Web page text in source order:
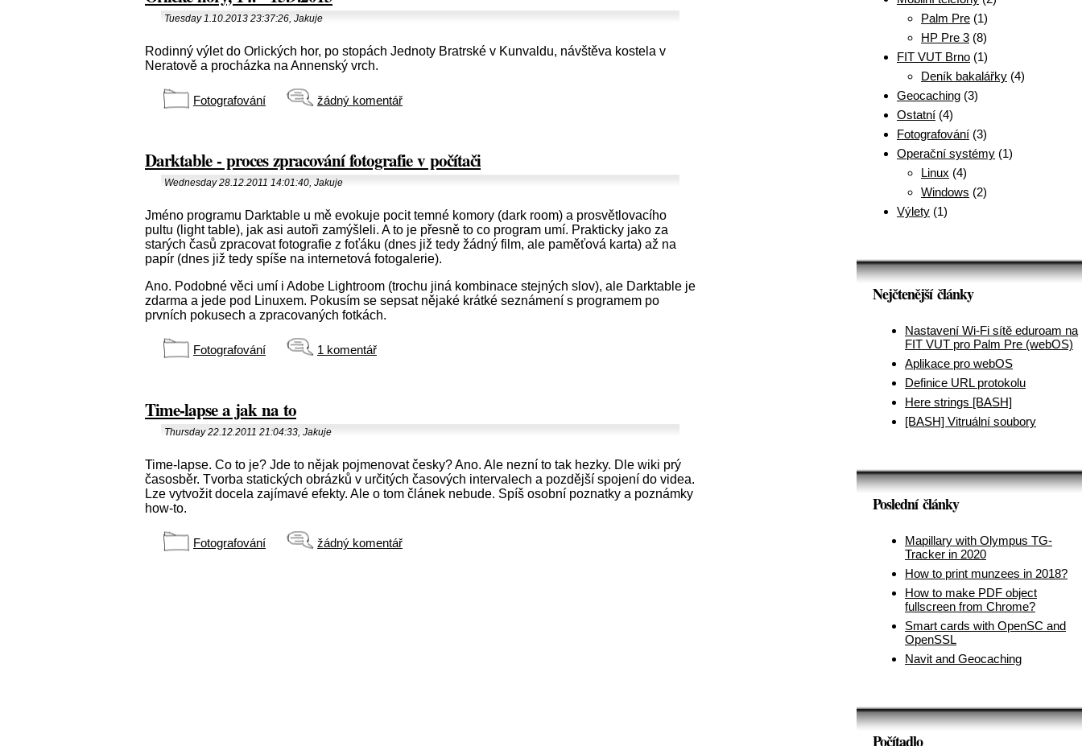
Palm Pre (1)
HP Pre 3 (8)
FIT VUT Brno (1)
Deník bakalářky (4)
Geocaching (3)
Ostatní (4)
Fotografování (3)
Operační systémy (1)
Linux (4)
Windows (2)
Výlety (1)
Nejčtenější články
Nastavení Wi-Fi sítě eduroam na
FIT VUT pro Palm Pre (webOS)
Aplikace pro webOS
Definice URL protokolu
Here strings [BASH]
[BASH] Vitruální soubory
Poslední články
Mapillary with Olympus TG-
Tracker in 2020
How to print munzees in 2018?
How to make PDF object
fullscreen from Chrome?
Smart cards with OpenSC and
OpenSSL
Navit and Geocaching
Počítadlo
Tuesday 1.10.2013 23:37:26, Jakuje
Rodinný výlet do Orlických hor, po stopách Jednoty Bratrské v Kunvaldu, návštěva kostela v
Neratově a procházka na Annenský vrch.
Fotografování žádný komentář
Darktable - proces zpracování fotografie v počítači
Wednesday 28.12.2011 14:01:40, Jakuje
Jméno programu Darktable u mě evokuje pocit temné komory (dark room) a prosvětlovacího
pultu (light table), jak asi autoři zamýšleli. A to je přesně to co program umí. Prakticky jako za
starých časů zpracovat fotografie z foťáku (dnes již tedy žádný film, ale paměťová karta) až na
papír (dnes již tedy spíše na internetová fotogalerie).
Ano. Podobné věci umí i Adobe Lightroom (trochu jiná kombinace stejných slov), ale Darktable je
zdarma a jede pod Linuxem. Pokusím se sepsat nějaké krátké seznámení s programem po
prvních pokusech a zpracovaných fotkách.
Fotografování 1 komentář
Time-lapse a jak na to
Thursday 22.12.2011 21:04:33, Jakuje
Time-lapse. Co to je? Jde to nějak pojmenovat česky? Ano. Ale nezní to tak hezky. Dle wiki prý
časosběr. Tvorba statických obrázků v určitých časových intervalech a pozdější spojení do videa.
Lze vytvožit docela zajímavé efekty. Ale o tom článek nebude. Spíš osobní poznatky a poznámky
how-to.
Fotografování žádný komentář